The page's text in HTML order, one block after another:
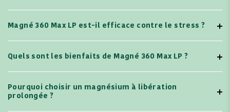
Magné 360 Max LP est-il efficace contre le stress ?
Quels sont les bienfaits de Magné 360 Max LP ?
Pourquoi choisir un magnésium à libération
prolongée ?